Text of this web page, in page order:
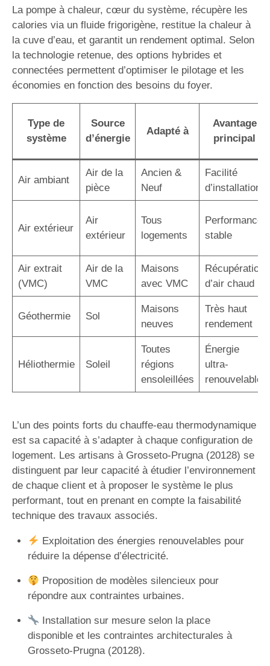
La pompe à chaleur, cœur du système, récupère les
calories via un fluide frigorigène, restitue la chaleur à
la cuve d’eau, et garantit un rendement optimal. Selon
la technologie retenue, des options hybrides et
connectées permettent d’optimiser le pilotage et les
économies en fonction des besoins du foyer.
Type de
système
Source
d’énergie
Adapté à
Avantage
principal
Air ambiant
Air de la
pièce
Ancien &
Neuf
Facilité
d’installation
Air extérieur
Air
extérieur
Tous
logements
Performance
stable
Air extrait
(VMC)
Air de la
VMC
Maisons
avec VMC
Récupération
d’air chaud
Géothermie Sol
Maisons
neuves
Très haut
rendement
Héliothermie Soleil
Toutes
régions
ensoleillées
Énergie
ultra-
renouvelable
L’un des points forts du chauffe-eau thermodynamique
est sa capacité à s’adapter à chaque configuration de
logement. Les artisans à Grosseto-Prugna (20128) se
distinguent par leur capacité à étudier l’environnement
de chaque client et à proposer le système le plus
performant, tout en prenant en compte la faisabilité
technique des travaux associés.
Exploitation des énergies renouvelables pour
réduire la dépense d’électricité.
Proposition de modèles silencieux pour
répondre aux contraintes urbaines.
Installation sur mesure selon la place
disponible et les contraintes architecturales à
Grosseto-Prugna (20128).